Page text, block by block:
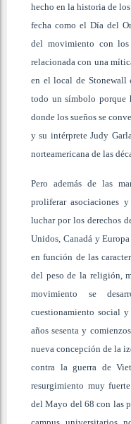
hecho en la historia de
fecha como el Día del
del movimiento con
relacionada con una
en el local de Stonewall
todo un símbolo porque
donde los sueños se
y su intérprete Judy
norteamericana de las
Pero además de las
proliferar asociaciones
luchar por los derechos
Unidos, Canadá y
en función de las
del peso de la religión,
movimiento se
cuestionamiento social
años sesenta y
nueva concepción de la
contra la guerra de
resurgimiento muy
del Mayo del 68 con las